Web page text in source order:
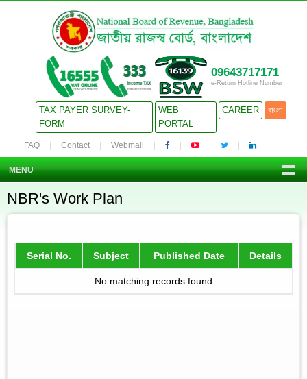
09643717171
e-Return Hotline Number
TAX PAYER SURVEY-
FORM
WEB
PORTAL
CAREER বাংলা
FAQ Contact Webmail
MENU
NBR's Work Plan
Serial No. Subject Published Date Details
No matching records found